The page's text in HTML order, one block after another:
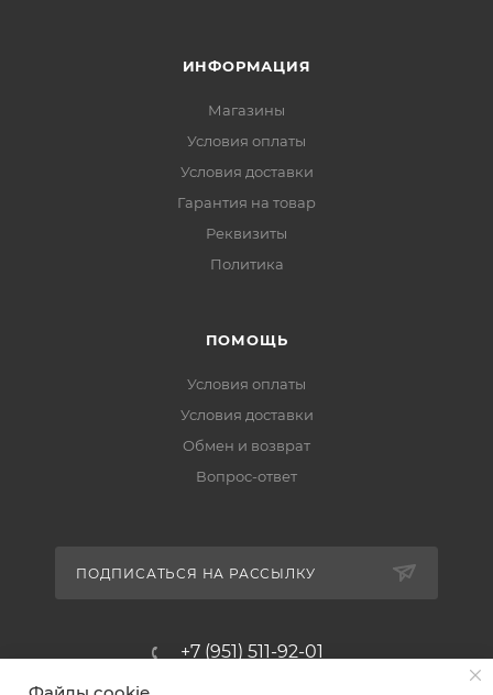
ИНФОРМАЦИЯ
Магазины
Условия оплаты
Условия доставки
Гарантия на товар
Реквизиты
Политика
ПОМОЩЬ
Условия оплаты
Условия доставки
Обмен и возврат
Вопрос-ответ
ПОДПИСАТЬСЯ НА РАССЫЛКУ
+7 (951) 511-92-01